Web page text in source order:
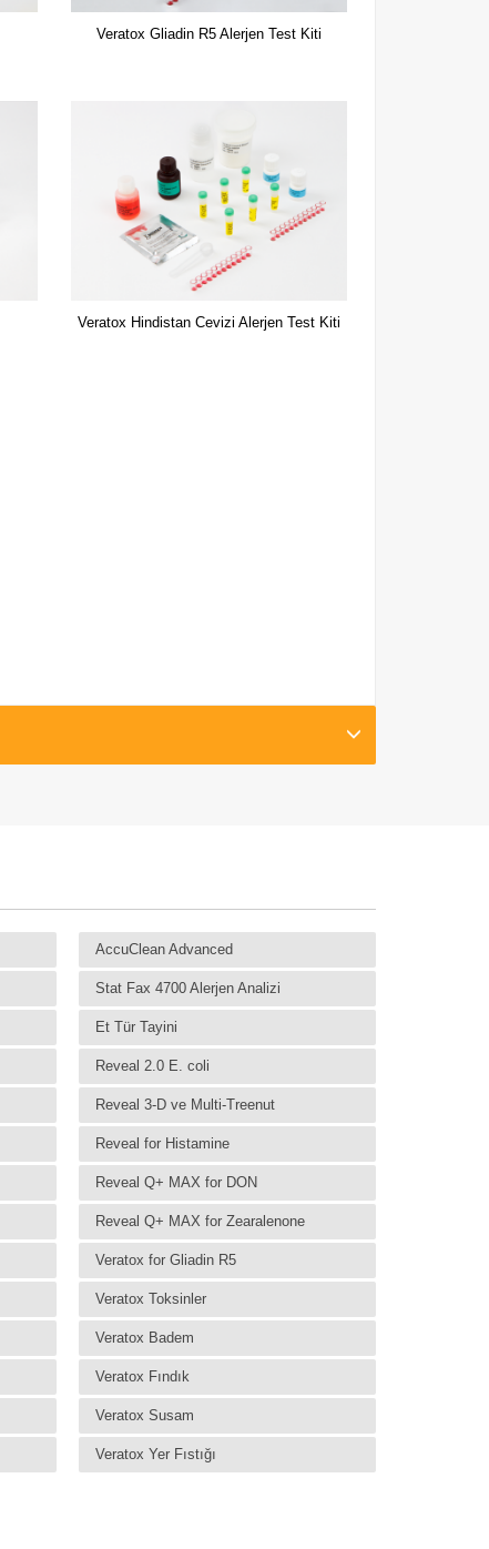
Veratox Gliadin R5 Alerjen Test Kiti
Veratox Hindistan Cevizi Alerjen Test Kiti
AccuClean Advanced
Stat Fax 4700 Alerjen Analizi
Et Tür Tayini
Reveal 2.0 E. coli
Reveal 3-D ve Multi-Treenut
Reveal for Histamine
Reveal Q+ MAX for DON
Reveal Q+ MAX for Zearalenone
Veratox for Gliadin R5
Veratox Toksinler
Veratox Badem
Veratox Fındık
Veratox Susam
Veratox Yer Fıstığı